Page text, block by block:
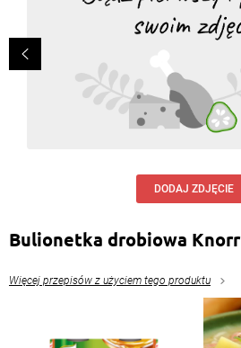
DODAJ ZDJĘCIE
Bulionetka drobiowa Knorr
Więcej przepisów z użyciem tego produktu